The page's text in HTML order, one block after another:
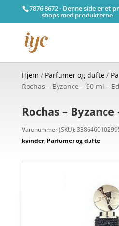
7876 8672 - Denne side er et
shops med produkterne
Hjem / Parfumer og dufte/
Rochas – Byzance – 90 ml –
Rochas – Byzance
Varenummer (SKU):
kvinder, Parfumer og dufte